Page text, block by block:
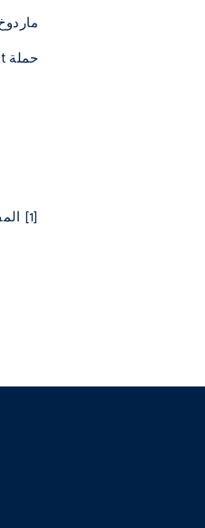
حملة
[1]